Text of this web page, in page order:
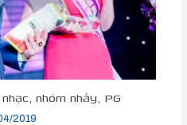
nhóm nhảy, PG
2019